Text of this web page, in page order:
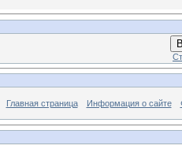
Главная страница Информация о сайте